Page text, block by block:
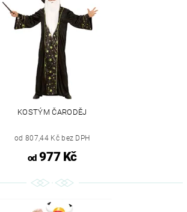
KOSTÝM ČARODĚJ
od 807,44 Kč bez DPH
od977 Kč